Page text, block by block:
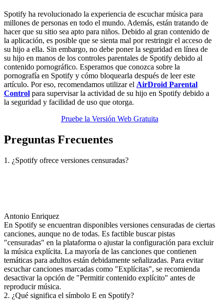
Spotify ha revolucionado la experiencia de escuchar música para
millones de personas en todo el mundo. Además, están tratando de
hacer que su sitio sea apto para niños. Debido al gran contenido de
la aplicación, es posible que se sienta mal por restringir el acceso de
su hijo a ella. Sin embargo, no debe poner la seguridad en línea de
su hijo en manos de los controles parentales de Spotify debido al
contenido pornográfico. Esperamos que conozca sobre la
pornografía en Spotify y cómo bloquearla después de leer este
artículo. Por eso, recomendamos utilizar el AirDroid Parental
Control para supervisar la actividad de su hijo en Spotify debido a
la seguridad y facilidad de uso que otorga.
Pruebe la Versión Web Gratuita
Preguntas Frecuentes
1. ¿Spotify ofrece versiones censuradas?
Antonio Enriquez
En Spotify se encuentran disponibles versiones censuradas de ciertas
canciones, aunque no de todas. Es factible buscar pistas
"censuradas" en la plataforma o ajustar la configuración para excluir
la música explícita. La mayoría de las canciones que contienen
temáticas para adultos están debidamente señalizadas. Para evitar
escuchar canciones marcadas como "Explícitas", se recomienda
desactivar la opción de "Permitir contenido explícito" antes de
reproducir música.
2. ¿Qué significa el símbolo E en Spotify?